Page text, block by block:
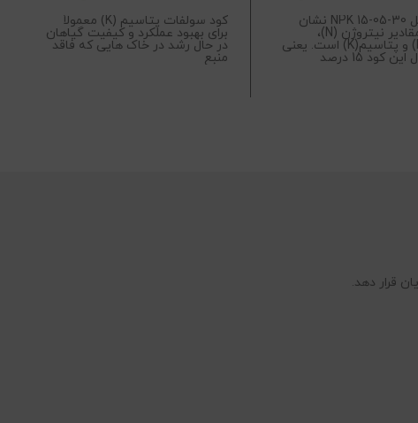
کود کامل NPK 15-05-30 نشان
دهنده مقادیر نیتروژن (N)،
فسفر(P) و پتاسیم(K) است. یعنی
کود 15 درصد
کود سولفات پتاسیم (K) معمولاً
برای بهبود عملکرد و کیفیت گیاهان
در حال رشد در خاک هایی که فاقد
منبع
قرار دهد.